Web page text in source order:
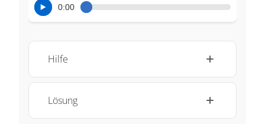
0:00
Hilfe
Lösung